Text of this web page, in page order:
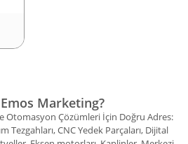
Marketing?
Otomasyon Çözümleri İçin Doğru Adres:
Tezgahları, CNC Yedek Parçaları, Dijital